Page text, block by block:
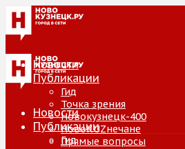
Новости
Публикации
Гид
Точка зрения
Новокузнецк-400
НовоKUZнечане
Прямые вопросы
Новости
Публикации
Гид